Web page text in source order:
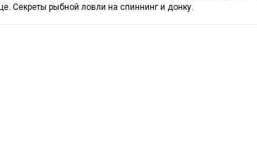
Секреты рыбной ловли на спиннинг и донку.